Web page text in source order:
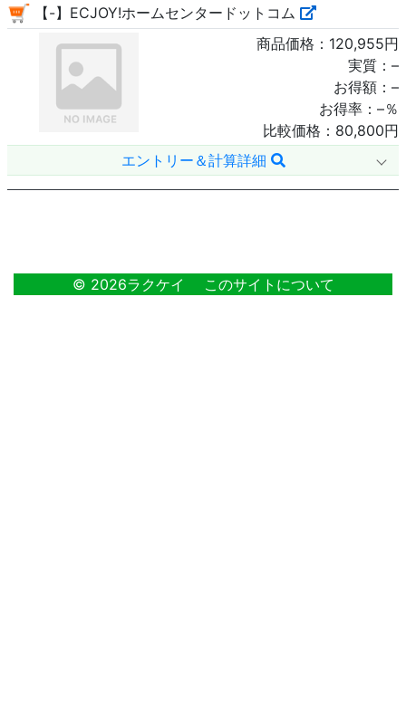
【-】ECJOY!ホームセンタードットコム
商品価格： 120,955円
実質： –
お得額： –
お得率： –％
比較価格： 80,800円
エントリー＆計算詳細
© 2026ラクケイ このサイトについて